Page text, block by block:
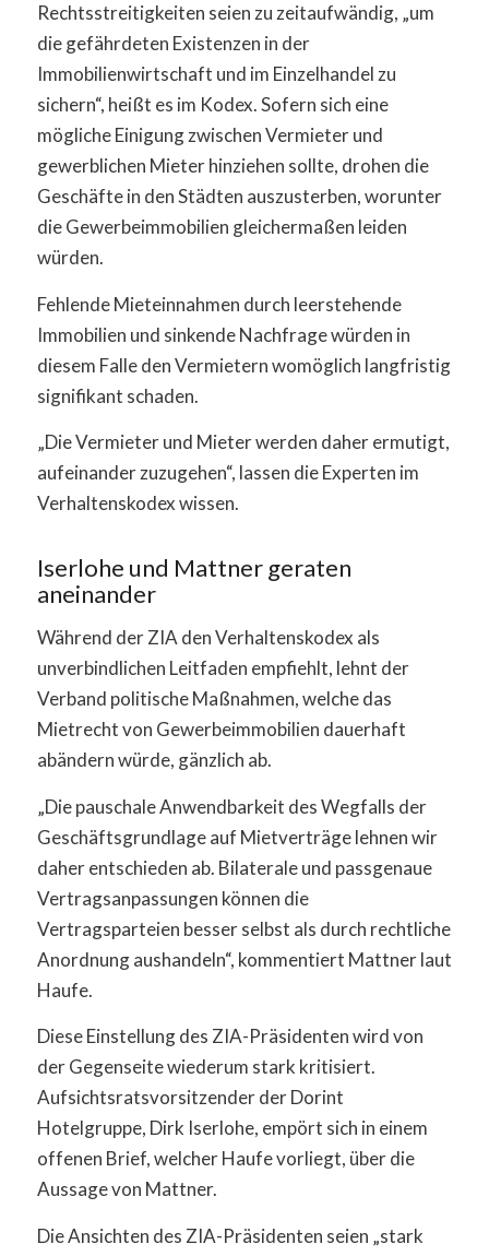
Rechtsstreitigkeiten seien zu zeitaufwändig, „um
die gefährdeten Existenzen in der
Immobilienwirtschaft und im Einzelhandel zu
sichern“, heißt es im Kodex. Sofern sich eine
mögliche Einigung zwischen Vermieter und
gewerblichen Mieter hinziehen sollte, drohen die
Geschäfte in den Städten auszusterben, worunter
die Gewerbeimmobilien gleichermaßen leiden
würden.
Fehlende Mieteinnahmen durch leerstehende
Immobilien und sinkende Nachfrage würden in
diesem Falle den Vermietern womöglich langfristig
signifikant schaden.
„Die Vermieter und Mieter werden daher ermutigt,
aufeinander zuzugehen“, lassen die Experten im
Verhaltenskodex wissen.
Iserlohe und Mattner geraten
aneinander
Während der ZIA den Verhaltenskodex als
unverbindlichen Leitfaden empfiehlt, lehnt der
Verband politische Maßnahmen, welche das
Mietrecht von Gewerbeimmobilien dauerhaft
abändern würde, gänzlich ab.
„Die pauschale Anwendbarkeit des Wegfalls der
Geschäftsgrundlage auf Mietverträge lehnen wir
daher entschieden ab. Bilaterale und passgenaue
Vertragsanpassungen können die
Vertragsparteien besser selbst als durch rechtliche
Anordnung aushandeln“, kommentiert Mattner laut
Haufe.
Diese Einstellung des ZIA-Präsidenten wird von
der Gegenseite wiederum stark kritisiert.
Aufsichtsratsvorsitzender der Dorint
Hotelgruppe, Dirk Iserlohe, empört sich in einem
offenen Brief, welcher Haufe vorliegt, über die
Aussage von Mattner.
Die Ansichten des ZIA-Präsidenten seien „stark